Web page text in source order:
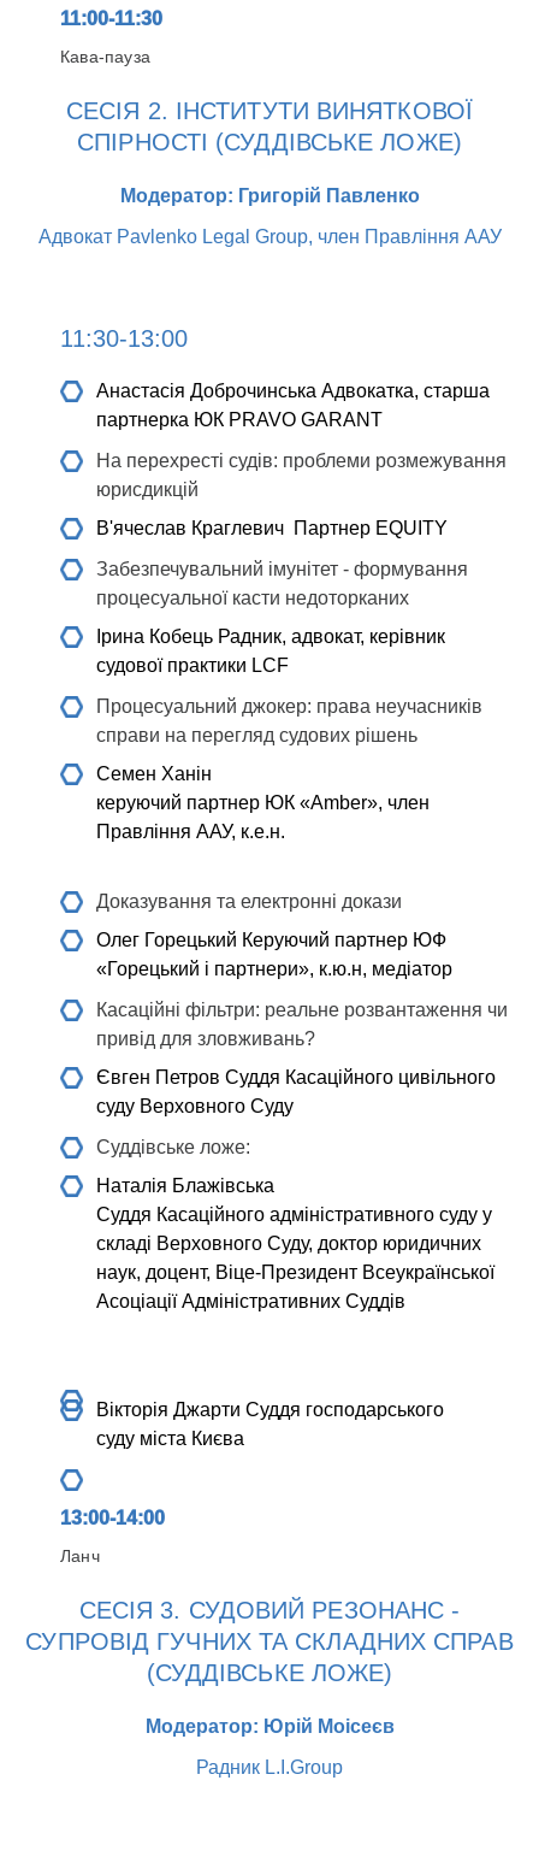
11:00-11:30
Кава-пауза
СЕСІЯ 2. ІНСТИТУТИ ВИНЯТКОВОЇ
СПІРНОСТІ (СУДДІВСЬКЕ ЛОЖЕ)
Модератор: Григорій Павленко
Адвокат Pavlenko Legal Group, член Правління ААУ
11:30-13:00
Анастасія Доброчинська Адвокатка, старша
партнерка ЮК PRAVO GARANT
На перехресті судів: проблеми розмежування
юрисдикцій
В'ячеслав Краглевич Партнер EQUITY
Забезпечувальний імунітет - формування
процесуальної касти недоторканих
Ірина Кобець Радник, адвокат, керівник
судової практики LCF
Процесуальний джокер: права неучасників
справи на перегляд судових рішень
Семен Ханін
керуючий партнер ЮК «Amber», член
Правління ААУ, к.е.н.
Доказування та електронні докази
Олег Горецький Керуючий партнер ЮФ
«Горецький і партнери», к.ю.н, медіатор
Касаційні фільтри: реальне розвантаження чи
привід для зловживань?
Євген Петров Суддя Касаційного цивільного
суду Верховного Суду
Cуддівське ложе:
Наталія Блажівська
Суддя Касаційного адміністративного суду у
складі Верховного Суду, доктор юридичних
наук, доцент, Віце-Президент Всеукраїнської
Асоціації Адміністративних Суддів
Вікторія Джарти Суддя господарського
суду міста Києва
13:00-14:00
Ланч
СЕСІЯ 3. СУДОВИЙ РЕЗОНАНС -
СУПРОВІД ГУЧНИХ ТА СКЛАДНИХ СПРАВ
(СУДДІВСЬКЕ ЛОЖЕ)
Модератор: Юрій Моісеєв
Радник L.I.Group